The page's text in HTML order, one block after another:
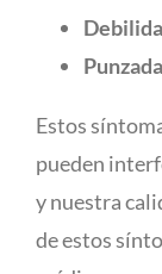
Estos
pueden
y nuestra
de estos